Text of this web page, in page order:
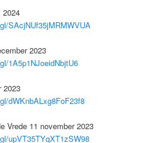
2024
SAcjNUf35jMRMWVUA
2023
1A5p1NJoeidNbjtU6
2023
dWKnbALxg8FoF23f8
Vrede 11 november 2023
upVT35TYqXT1zSW98